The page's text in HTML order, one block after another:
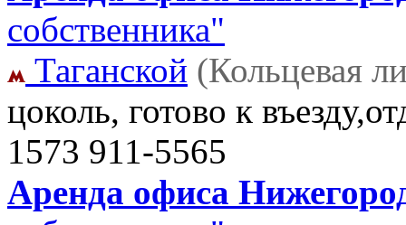
собственника"
Таганской (Кольцевая
цоколь, готово к
1573 911-5565
Аренда офиса